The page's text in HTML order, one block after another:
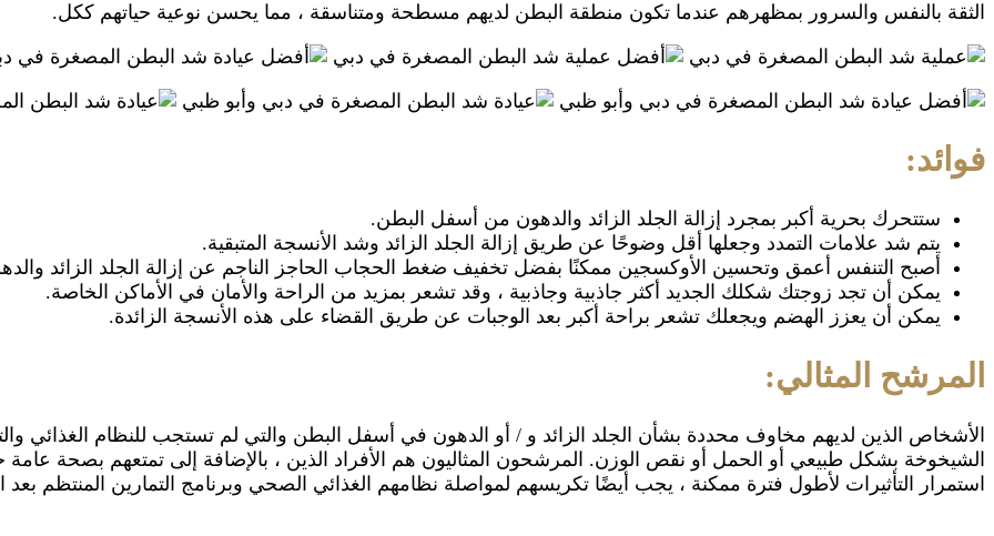
الثقة بالنفس والسرور بمظهرهم عندما تكون منطقة البطن لديهم مسطحة ومتناسقة ، مما يحسن نوعية حياتهم ككل.
فوائد:
ستتحرك بحرية أكبر بمجرد إزالة الجلد الزائد والدهون من أسفل البطن.
يتم شد علامات التمدد وجعلها أقل وضوحًا عن طريق إزالة الجلد الزائد وشد الأنسجة المتبقية.
أصبح التنفس أعمق وتحسين الأوكسجين ممكنًا بفضل تخفيف ضغط الحجاب الحاجز الناجم عن إزالة الجلد الزائد
يمكن أن تجد زوجتك شكلك الجديد أكثر جاذبية وجاذبية ، وقد تشعر بمزيد من الراحة والأمان في الأماكن الخاصة.
يمكن أن يعزز الهضم ويجعلك تشعر براحة أكبر بعد الوجبات عن طريق القضاء على هذه الأنسجة الزائدة.
المرشح المثالي:
الأشخاص الذين لديهم مخاوف محددة بشأن الجلد الزائد و / أو الدهون في أسفل البطن والتي لم تستجب للنظام الغذائي
الشيخوخة بشكل طبيعي أو الحمل أو نقص الوزن. المرشحون المثاليون هم الأفراد الذين ، بالإضافة إلى تمتعهم بصحة عامة
استمرار التأثيرات لأطول فترة ممكنة ، يجب أيضًا تكريسهم لمواصلة نظامهم الغذائي الصحي وبرنامج التمارين المنتظم بعد